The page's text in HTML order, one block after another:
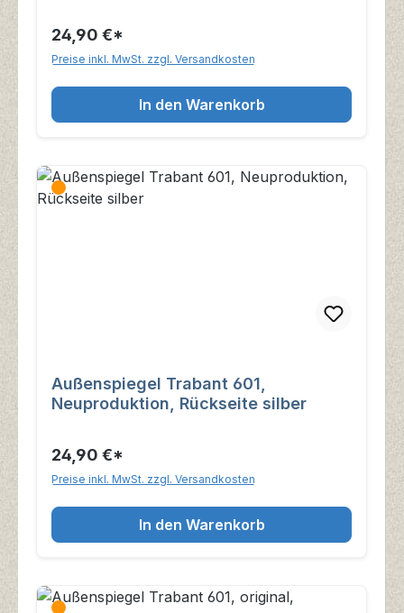
24,90 €*
Preise inkl. MwSt. zzgl. Versandkosten
In den Warenkorb
Außenspiegel Trabant 601,
Neuproduktion, Rückseite silber
24,90 €*
Preise inkl. MwSt. zzgl. Versandkosten
In den Warenkorb